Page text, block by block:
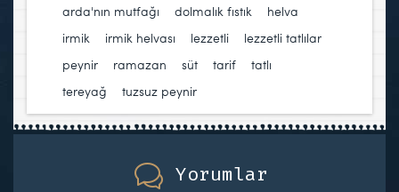
arda'nın mutfağı
dolmalık fıstık helva
irmik
irmik helvası lezzetli lezzetli tatlılar
peynir
ramazan süt tarif tatlı
tereyağ
tuzsuz peynir
Yorumlar